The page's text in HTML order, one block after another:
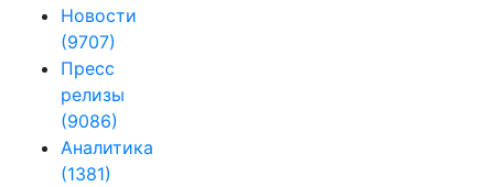
Новости
(9707)
Пресс
релизы
(9086)
Аналитика
(1381)